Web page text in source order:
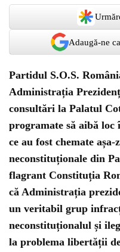
Adaugă-ne
Partidul S.O.S.
Administrația
consultări la Palatul
programate să aibă loc
ce au fost chemate
neconstituționale din
flagrant Constituția
că Administrația
un veritabil grup
neconstituționalul și
la problema libertății